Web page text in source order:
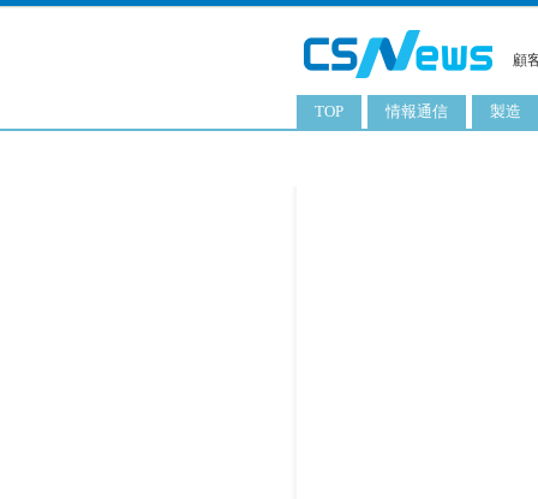
顧
TOP 情報通信 製造